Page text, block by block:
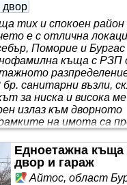
двор
тих и спокоен район
е с отлична
Поморие и Бургас
къща с РЗП
санитарни възли,
за ниска и висока
излаз към дворното
на имота са
е в процес на
завършено
са създадени
Едноетажна къща
двор и гараж
Айтос, област